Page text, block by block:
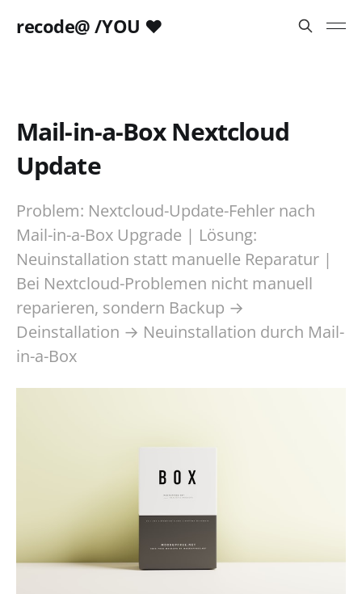
recode@ /YOU ❤️
Mail-in-a-Box Nextcloud
Update
Problem: Nextcloud-Update-Fehler nach
Mail-in-a-Box Upgrade | Lösung:
Neuinstallation statt manuelle Reparatur |
Bei Nextcloud-Problemen nicht manuell
reparieren, sondern Backup →
Deinstallation → Neuinstallation durch Mail-
in-a-Box